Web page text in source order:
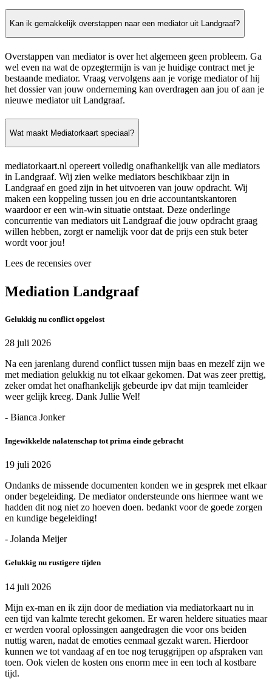
Kan ik gemakkelijk overstappen naar een mediator uit Landgraaf?
Overstappen van mediator is over het algemeen geen probleem. Ga
wel even na wat de opzegtermijn is van je huidige contract met je
bestaande mediator. Vraag vervolgens aan je vorige mediator of hij
het dossier van jouw onderneming kan overdragen aan jou of aan je
nieuwe mediator uit Landgraaf.
Wat maakt Mediatorkaart speciaal?
mediatorkaart.nl opereert volledig onafhankelijk van alle mediators
in Landgraaf. Wij zien welke mediators beschikbaar zijn in
Landgraaf en goed zijn in het uitvoeren van jouw opdracht. Wij
maken een koppeling tussen jou en drie accountantskantoren
waardoor er een win-win situatie ontstaat. Deze onderlinge
concurrentie van mediators uit Landgraaf die jouw opdracht graag
willen hebben, zorgt er namelijk voor dat de prijs een stuk beter
wordt voor jou!
Lees de recensies over
Mediation Landgraaf
Gelukkig nu conflict opgelost
28 juli 2026
Na een jarenlang durend conflict tussen mijn baas en mezelf zijn we
met mediation gelukkig nu tot elkaar gekomen. Dat was zeer prettig,
zeker omdat het onafhankelijk gebeurde ipv dat mijn teamleider
weer gelijk kreeg. Dank Jullie Wel!
- Bianca Jonker
Ingewikkelde nalatenschap tot prima einde gebracht
19 juli 2026
Ondanks de missende documenten konden we in gesprek met elkaar
onder begeleiding. De mediator ondersteunde ons hiermee want we
hadden dit nog niet zo hoeven doen. bedankt voor de goede zorgen
en kundige begeleiding!
- Jolanda Meijer
Gelukkig nu rustigere tijden
14 juli 2026
Mijn ex-man en ik zijn door de mediation via mediatorkaart nu in
een tijd van kalmte terecht gekomen. Er waren heldere situaties maar
er werden vooral oplossingen aangedragen die voor ons beiden
nuttig waren, nadat de emoties eenmaal gezakt waren. Hierdoor
kunnen we tot vandaag af en toe nog teruggrijpen op afspraken van
toen. Ook vielen de kosten ons enorm mee in een toch al kostbare
tijd.